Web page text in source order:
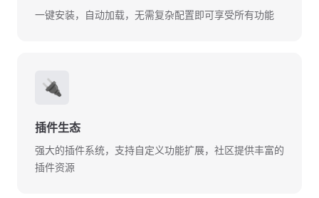
一键安装，自动加载，无需复杂配置即可享受所有功能
🔌
插件生态
强大的插件系统，支持自定义功能扩展，社区提供丰富的
插件资源